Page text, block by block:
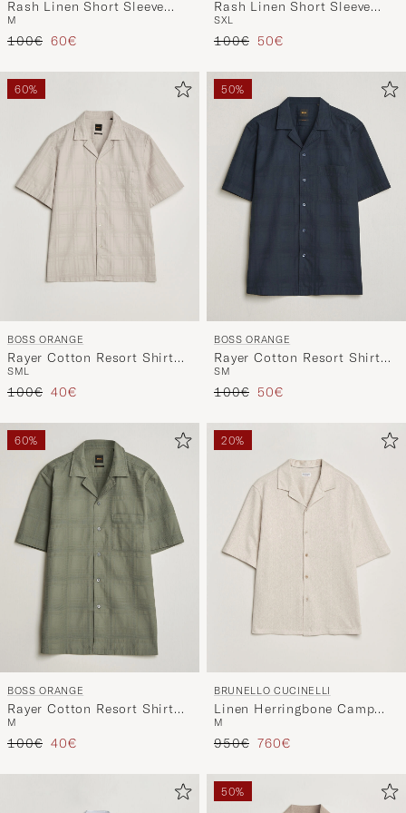
Rash Linen Short Sleeve
Shirt Light Blue
M
Reguliere prijs
100€ Verlaagd prijs
60€
Rash Linen Short Sleeve
Shirt White
SXL
Reguliere prijs
100€ Verlaagd prijs
50€
60%
BOSS ORANGE
Rayer Cotton Resort Shirt
Beige
SML
Reguliere prijs
100€ Verlaagd prijs
40€
50%
BOSS ORANGE
Rayer Cotton Resort Shirt
Dark Blue
SM
Reguliere prijs
100€ Verlaagd prijs
50€
60%
BOSS ORANGE
Rayer Cotton Resort Shirt
Open Grey
M
Reguliere prijs
100€ Verlaagd prijs
40€
20%
BRUNELLO CUCINELLI
Linen Herringbone Camp
Shirt Light Beige
M
Reguliere prijs
950€ Verlaagd prijs
760€
50%